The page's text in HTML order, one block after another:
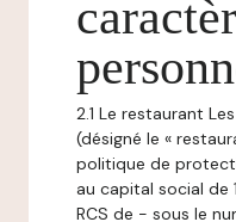
2.1 Le restaurant
(désigné le «
politique de
au capital social de
RCS de - sous le